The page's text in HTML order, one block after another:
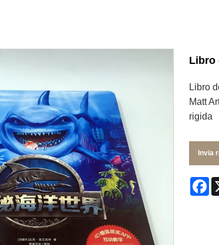
Libro
Libro
Matt
rigida
Invia